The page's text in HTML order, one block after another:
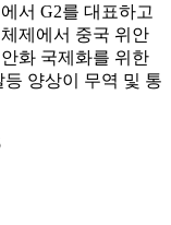
서 G2를 대표하고
제에서 중국 위안
화 국제화를 위한
양상이 무역 및 통